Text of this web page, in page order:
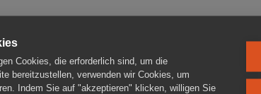
Cookies, die erforderlich sind, um die
bereitzustellen, verwenden wir Cookies, um
Indem Sie auf "akzeptieren" klicken, willigen Sie